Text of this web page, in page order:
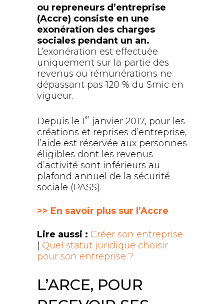
ou repreneurs d’entreprise
(Accre) consiste en une
exonération des charges
sociales pendant un an.
L’exonération est effectuée
uniquement sur la partie des
revenus ou rémunérations ne
dépassant pas 120 % du Smic en
vigueur.
Depuis le 1er
janvier 2017, pour les
créations et reprises d’entreprise,
l’aide est réservée aux personnes
éligibles dont les revenus
d’activité sont inférieurs au
plafond annuel de la sécurité
sociale (PASS).
>> En savoir plus sur l’Accre
Lire aussi : Créer son entreprise
Quel statut juridique choisir
pour son entreprise ?
L’ARCE, POUR